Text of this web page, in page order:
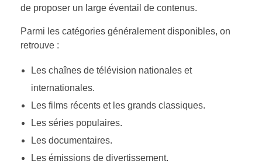
de proposer un large éventail de contenus.
Parmi les catégories généralement disponibles, on
retrouve :
Les chaînes de télévision nationales et
internationales.
Les films récents et les grands classiques.
Les séries populaires.
Les documentaires.
Les émissions de divertissement.